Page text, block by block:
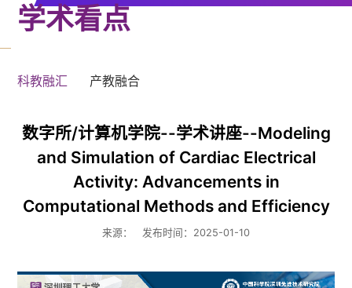
学术看点
科教融汇 产教融合
数字所/计算机学院--学术讲座--Modeling
and Simulation of Cardiac Electrical
Activity: Advancements in
Computational Methods and Efficiency
来源： 发布时间：2025-01-10